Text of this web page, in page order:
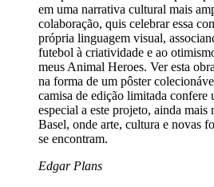
em uma narrativa cultural mais
colaboração, quis celebrar essa
própria linguagem visual,
futebol à criatividade e ao
meus Animal Heroes. Ver esta
na forma de um pôster
camisa de edição limitada confere
especial a este projeto, ainda
Basel, onde arte, cultura e novas
se encontram.
Edgar Plans